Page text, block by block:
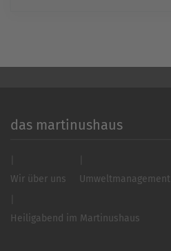
das martinushaus
Wir über uns Umweltmanagement
Heiligabend im Martinushaus